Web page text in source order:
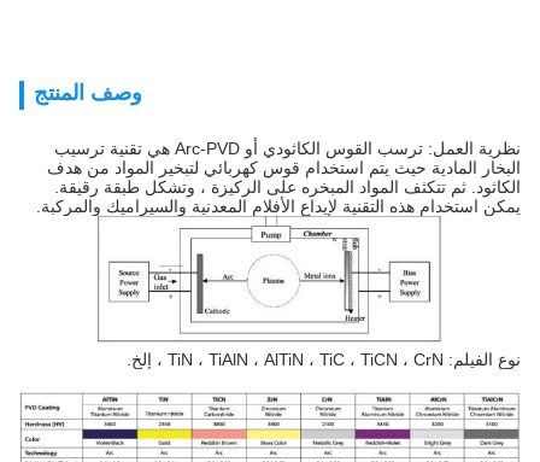
وصف المنتج
نظرية العمل: ترسب القوس الكاثودي أو Arc-PVD هي تقنية ترسيب
البخار المادية حيث يتم استخدام قوس كهربائي لتبخير المواد من هدف
الكاثود. ثم تتكثف المواد المبخره على الركيزة ، وتشكل طبقة رقيقة.
يمكن استخدام هذه التقنية لإيداع الأفلام المعدنية والسيراميك والمركبة.
نوع الفيلم: TiN ، TiAlN ، AlTiN ، TiC ، TiCN ، CrN ، إلخ.